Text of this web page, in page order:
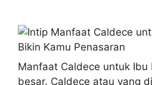
Manfaat Caldece untuk Ibu
besar. Caldece atau yang